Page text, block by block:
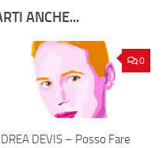
ANCHE...
0
DEVIS – Posso Fare